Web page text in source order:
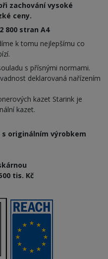
zachování vysoké
ceny.
800 stran A4
k tomu nejlepšímu co
s přísnými normami.
deklarovaná nařízením
kazet Starink je
kazet.
originálním výrobkem
tis. Kč